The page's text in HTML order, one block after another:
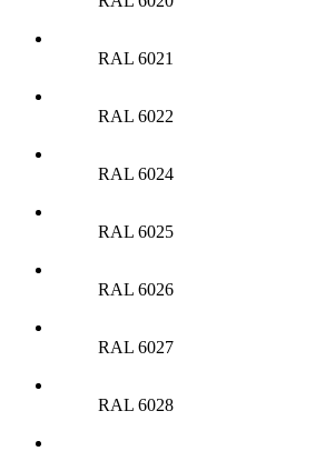
RAL 6021
RAL 6022
RAL 6024
RAL 6025
RAL 6026
RAL 6027
RAL 6028